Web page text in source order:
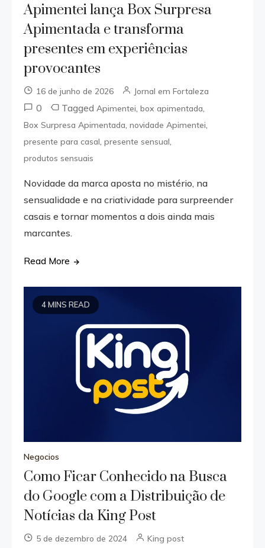
Apimentei lança Box Surpresa
Apimentada e transforma
presentes em experiências
provocantes
16 de junho de 2026 Jornal em Fortaleza
0 Tagged Apimentei ,box apimentada
Box Surpresa Apimentada ,novidade Apimentei
presente para casal ,presente sensual
produtos sensuais
Novidade da marca aposta no mistério, na
sensualidade e na criatividade para surpreender
casais e tornar momentos a dois ainda mais
marcantes.
Read More
4 MINS READ
Negocios
Como Ficar Conhecido na Busca
do Google com a Distribuição de
Notícias da King Post
5 de dezembro de 2024 King post